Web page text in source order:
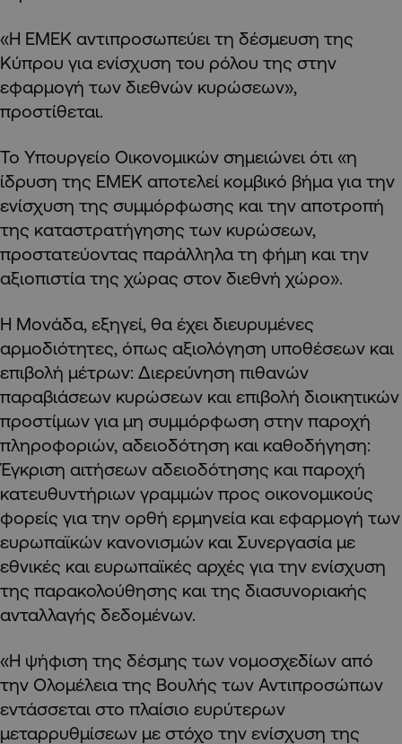
«Η ΕΜΕΚ αντιπροσωπεύει τη δέσμευση της
Κύπρου για ενίσχυση του ρόλου της στην
εφαρμογή των διεθνών κυρώσεων»,
προστίθεται.
Το Υπουργείο Οικονομικών σημειώνει ότι «η
ίδρυση της ΕΜΕΚ αποτελεί κομβικό βήμα για την
ενίσχυση της συμμόρφωσης και την αποτροπή
της καταστρατήγησης των κυρώσεων,
προστατεύοντας παράλληλα τη φήμη και την
αξιοπιστία της χώρας στον διεθνή χώρο».
Η Μονάδα, εξηγεί, θα έχει διευρυμένες
αρμοδιότητες, όπως αξιολόγηση υποθέσεων και
επιβολή μέτρων: Διερεύνηση πιθανών
παραβιάσεων κυρώσεων και επιβολή διοικητικών
προστίμων για μη συμμόρφωση στην παροχή
πληροφοριών, αδειοδότηση και καθοδήγηση:
Έγκριση αιτήσεων αδειοδότησης και παροχή
κατευθυντήριων γραμμών προς οικονομικούς
φορείς για την ορθή ερμηνεία και εφαρμογή των
ευρωπαϊκών κανονισμών και Συνεργασία με
εθνικές και ευρωπαϊκές αρχές για την ενίσχυση
της παρακολούθησης και της διασυνοριακής
ανταλλαγής δεδομένων.
«Η ψήφιση της δέσμης των νομοσχεδίων από
την Ολομέλεια της Βουλής των Αντιπροσώπων
εντάσσεται στο πλαίσιο ευρύτερων
μεταρρυθμίσεων με στόχο την ενίσχυση της